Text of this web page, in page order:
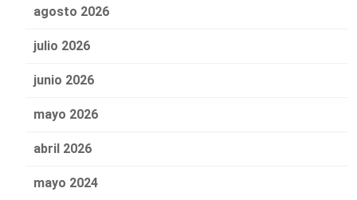
agosto 2026
julio 2026
junio 2026
mayo 2026
abril 2026
mayo 2024